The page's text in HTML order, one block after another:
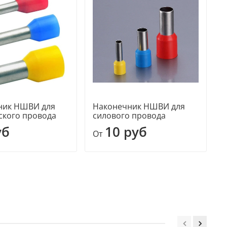
НШВИ для
провода
Наконечник НШВИ для
силового провода
От 10 руб